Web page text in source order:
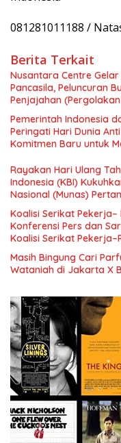
081281011188 /
Berita Terkait
Nusantara Centre
Pancasila, Peluncuran
Penjajahan
Simposium Nasional
Nasional dan
Menuju Indonesia Emas
Pemerintah Indonesia
Peringati Hari Dunia
Komitmen Baru untuk
Rayakan Hari Ulang
Indonesia (KBI)
Nasional (Munas)
Pengembangan
Indonesia dan
Koalisi Serikat Pekerja–
Konferensi Pers dan
Koalisi Serikat
Ketenagakerjaan Baru.
Masih Bingung Cari
Wataniah di Jakarta X